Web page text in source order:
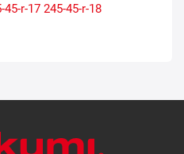
45-r-17 245-45-r-18